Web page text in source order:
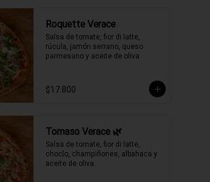
Roquette Verace
Salsa de tomate, fior di latte,
rúcula, jamón serrano, queso
parmesano y aceite de oliva.
$17.800
Tomaso Verace 🌿
Salsa de tomate, fior di latte,
choclo, champiñones, albahaca y
aceite de oliva.